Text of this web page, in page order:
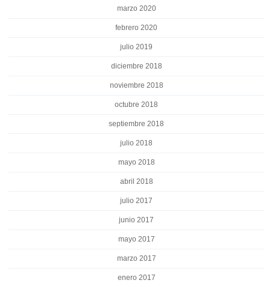
marzo 2020
febrero 2020
julio 2019
diciembre 2018
noviembre 2018
octubre 2018
septiembre 2018
julio 2018
mayo 2018
abril 2018
julio 2017
junio 2017
mayo 2017
marzo 2017
enero 2017